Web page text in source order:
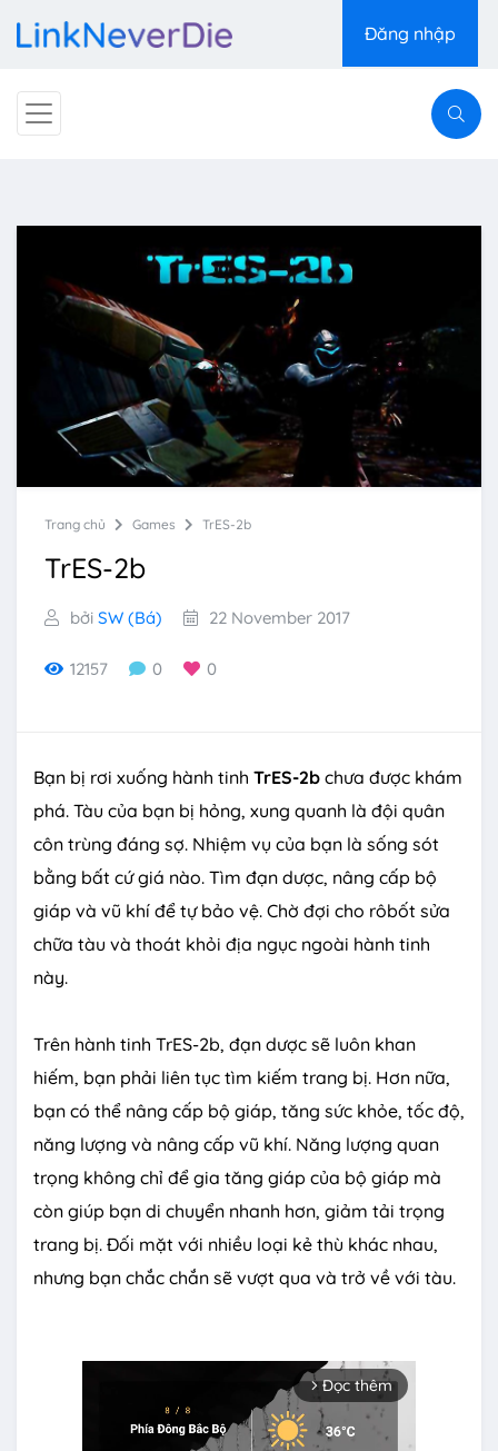
Đăng nhập
Trang chủ Games TrES-2b
TrES-2b
bởi SW (Bá) 22 November 2017
12157 0 0
Bạn bị rơi xuống hành tinh TrES-2b chưa được khám
phá. Tàu của bạn bị hỏng, xung quanh là đội quân
côn trùng đáng sợ. Nhiệm vụ của bạn là sống sót
bằng bất cứ giá nào. Tìm đạn dược, nâng cấp bộ
giáp và vũ khí để tự bảo vệ. Chờ đợi cho rôbốt sửa
chữa tàu và thoát khỏi địa ngục ngoài hành tinh
này.
Trên hành tinh TrES-2b, đạn dược sẽ luôn khan
hiếm, bạn phải liên tục tìm kiếm trang bị. Hơn nữa,
bạn có thể nâng cấp bộ giáp, tăng sức khỏe, tốc độ,
năng lượng và nâng cấp vũ khí. Năng lượng quan
trọng không chỉ để gia tăng giáp của bộ giáp mà
còn giúp bạn di chuyển nhanh hơn, giảm tải trọng
trang bị. Đối mặt với nhiều loại kẻ thù khác nhau,
nhưng bạn chắc chắn sẽ vượt qua và trở về với tàu.
arrow_forward_ios Đọc thêm